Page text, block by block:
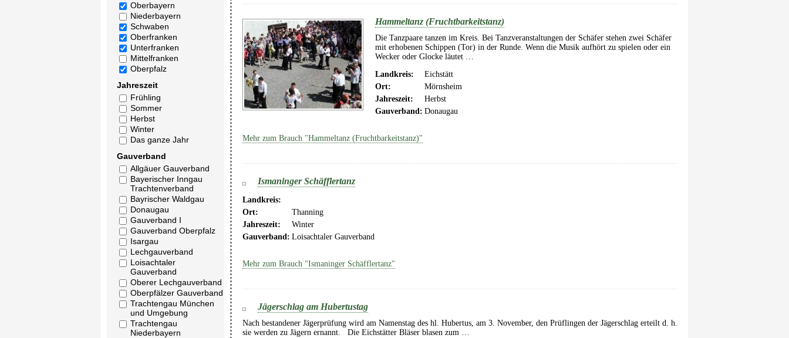
Oberbayern
Niederbayern
Schwaben
Oberfranken
Unterfranken
Mittelfranken
Oberpfalz
Jahreszeit
Frühling
Sommer
Herbst
Winter
Das ganze Jahr
Gauverband
Allgäuer Gauverband
Bayerischer Inngau
Trachtenverband
Bayrischer Waldgau
Donaugau
Gauverband I
Gauverband Oberpfalz
Isargau
Lechgauverband
Loisachtaler
Gauverband
Oberer Lechgauverband
Oberpfälzer Gauverband
Trachtengau München
und Umgebung
Trachtengau
Niederbayern
Hammeltanz (Fruchtbarkeitstanz)
Die Tanzpaare tanzen im Kreis. Bei Tanzveranstaltungen der Schäfer stehen zwei Schäfer
mit erhobenen Schippen (Tor) in der Runde. Wenn die Musik aufhört zu spielen oder ein
Wecker oder Glocke läutet …
Landkreis:
Eichstätt
Ort:
Mörnsheim
Jahreszeit:
Herbst
Gauverband: Donaugau
Mehr zum Brauch "Hammeltanz (Fruchtbarkeitstanz)"
Ismaninger Schäfflertanz
Landkreis:
Ort:
Thanning
Jahreszeit:
Winter
Gauverband: Loisachtaler Gauverband
Mehr zum Brauch "Ismaninger Schäfflertanz"
Jägerschlag am Hubertustag
Nach bestandener Jägerprüfung wird am Namenstag des hl. Hubertus, am 3. November, den Prüflingen der Jägerschlag erteilt d. h.
sie werden zu Jägern ernannt. Die Eichstätter Bläser blasen zum …